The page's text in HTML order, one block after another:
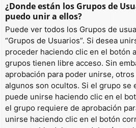
¿Donde están los Grupos de
puedo unir a ellos?
Puede ver todos los Grupos de
“Grupos de Usuarios”. Si desea
proceder haciendo clic en el botón
grupos tienen libre acceso. Sin
aprobación para poder unirse,
algunos son ocultos. Si el grupo se
puede unirse haciendo clic en el
el grupo requiere de aprobación
unirse haciendo clic en el botón